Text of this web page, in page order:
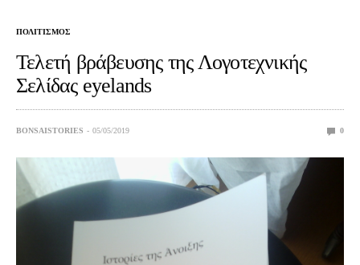
ΠΟΛΙΤΙΣΜΟΣ
Τελετή βράβευσης της Λογοτεχνικής
Σελίδας eyelands
BONSAISTORIES 05/05/2019 0